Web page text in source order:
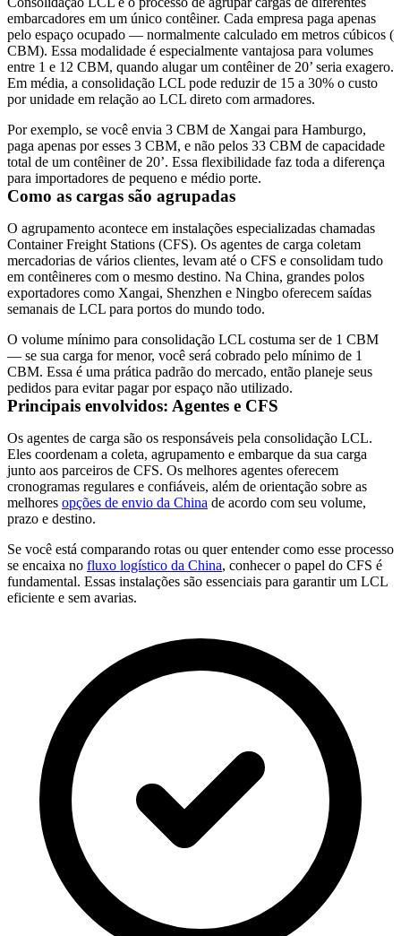
embarcadores em um único contêiner. Cada empresa paga apenas
pelo espaço ocupado — normalmente calculado em metros cúbicos (
CBM). Essa modalidade é especialmente vantajosa para volumes
entre 1 e 12 CBM, quando alugar um contêiner de 20’ seria exagero.
Em média, a consolidação LCL pode reduzir de 15 a 30% o custo
por unidade em relação ao LCL direto com armadores.
Por exemplo, se você envia 3 CBM de Xangai para Hamburgo,
paga apenas por esses 3 CBM, e não pelos 33 CBM de capacidade
total de um contêiner de 20’. Essa flexibilidade faz toda a diferença
para importadores de pequeno e médio porte.
Como as cargas são agrupadas
O agrupamento acontece em instalações especializadas chamadas
Container Freight Stations (CFS). Os agentes de carga coletam
mercadorias de vários clientes, levam até o CFS e consolidam tudo
em contêineres com o mesmo destino. Na China, grandes polos
exportadores como Xangai, Shenzhen e Ningbo oferecem saídas
semanais de LCL para portos do mundo todo.
O volume mínimo para consolidação LCL costuma ser de 1 CBM
— se sua carga for menor, você será cobrado pelo mínimo de 1
CBM. Essa é uma prática padrão do mercado, então planeje seus
pedidos para evitar pagar por espaço não utilizado.
Principais envolvidos: Agentes e CFS
Os agentes de carga são os responsáveis pela consolidação LCL.
Eles coordenam a coleta, agrupamento e embarque da sua carga
junto aos parceiros de CFS. Os melhores agentes oferecem
cronogramas regulares e confiáveis, além de orientação sobre as
melhores opções de envio da China de acordo com seu volume,
prazo e destino.
Se você está comparando rotas ou quer entender como esse processo
se encaixa no fluxo logístico da China, conhecer o papel do CFS é
fundamental. Essas instalações são essenciais para garantir um LCL
eficiente e sem avarias.